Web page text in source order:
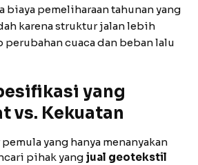
biaya pemeliharaan tahunan yang
karena struktur jalan lebih
cuaca dan beban lalu
yang
vs. Kekuatan
yang hanya menanyakan
pihak yang jual geotekstil